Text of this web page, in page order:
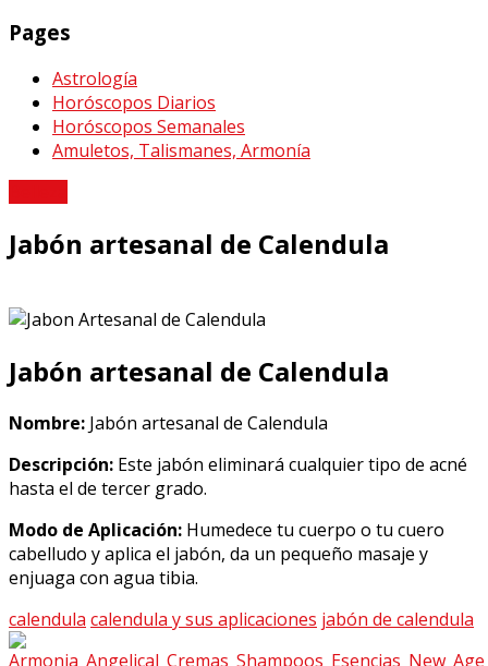
Pages
Astrología
Horóscopos Diarios
Horóscopos Semanales
Amuletos, Talismanes, Armonía
Jabón artesanal de Calendula
Jabón artesanal de Calendula
Nombre: Jabón artesanal de Calendula
Descripción: Este jabón eliminará cualquier tipo de acné
hasta el de tercer grado.
Modo de Aplicación: Humedece tu cuerpo o tu cuero
cabelludo y aplica el jabón, da un pequeño masaje y
enjuaga con agua tibia.
calendula calendula y sus aplicaciones jabón de calendula